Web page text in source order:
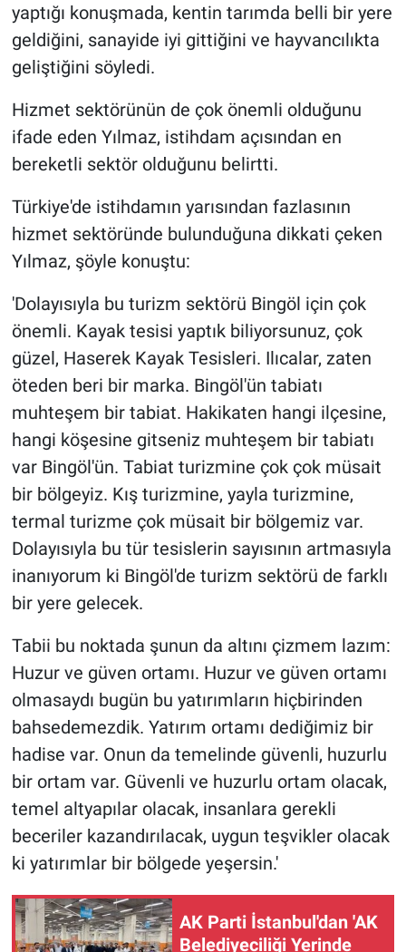
yaptığı konuşmada, kentin tarımda belli bir yere
geldiğini, sanayide iyi gittiğini ve hayvancılıkta
geliştiğini söyledi.
Hizmet sektörünün de çok önemli olduğunu
ifade eden Yılmaz, istihdam açısından en
bereketli sektör olduğunu belirtti.
Türkiye'de istihdamın yarısından fazlasının
hizmet sektöründe bulunduğuna dikkati çeken
Yılmaz, şöyle konuştu:
'Dolayısıyla bu turizm sektörü Bingöl için çok
önemli. Kayak tesisi yaptık biliyorsunuz, çok
güzel, Haserek Kayak Tesisleri. Ilıcalar, zaten
öteden beri bir marka. Bingöl'ün tabiatı
muhteşem bir tabiat. Hakikaten hangi ilçesine,
hangi köşesine gitseniz muhteşem bir tabiatı
var Bingöl'ün. Tabiat turizmine çok çok müsait
bir bölgeyiz. Kış turizmine, yayla turizmine,
termal turizme çok müsait bir bölgemiz var.
Dolayısıyla bu tür tesislerin sayısının artmasıyla
inanıyorum ki Bingöl'de turizm sektörü de farklı
bir yere gelecek.
Tabii bu noktada şunun da altını çizmem lazım:
Huzur ve güven ortamı. Huzur ve güven ortamı
olmasaydı bugün bu yatırımların hiçbirinden
bahsedemezdik. Yatırım ortamı dediğimiz bir
hadise var. Onun da temelinde güvenli, huzurlu
bir ortam var. Güvenli ve huzurlu ortam olacak,
temel altyapılar olacak, insanlara gerekli
beceriler kazandırılacak, uygun teşvikler olacak
ki yatırımlar bir bölgede yeşersin.'
AK Parti İstanbul'dan 'AK
Belediyeciliği Yerinde